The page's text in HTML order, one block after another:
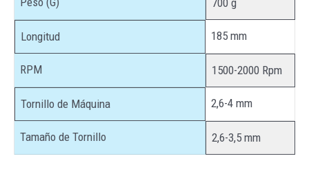
Longitud 185 mm
RPM 1500-2000 Rpm
Tornillo de Máquina 2,6-4 mm
Tamaño de Tornillo 2,6-3,5 mm